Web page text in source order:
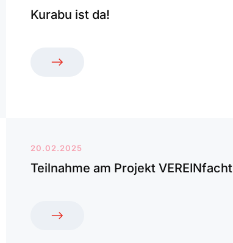
Kurabu ist da!
20.02.2025
Teilnahme am Projekt VEREINfacht